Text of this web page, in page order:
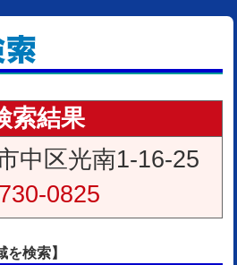
索結果
中区光南1-16-25
0825
を検索】